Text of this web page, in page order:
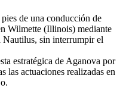
de una conducción de
Wilmette (Illinois) mediante
Nautilus, sin interrumpir el
estratégica de Aganova por
las actuaciones realizadas en